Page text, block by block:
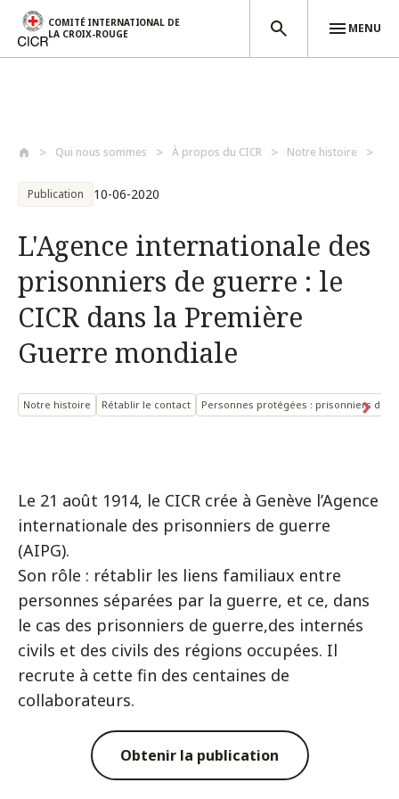
COMITÉ INTERNATIONAL DE
LA CROIX-ROUGE
MENU
Qui nous sommes À propos du CICR Notre histoire
Publication 10-06-2020
L'Agence internationale des
prisonniers de guerre : le
CICR dans la Première
Guerre mondiale
Notre histoire Rétablir le contact Personnes protégées : prisonniers de
Le 21 août 1914, le CICR crée à Genève l’Agence
internationale des prisonniers de guerre
(AIPG).
Son rôle : rétablir les liens familiaux entre
personnes séparées par la guerre, et ce, dans
le cas des prisonniers de guerre,des internés
civils et des civils des régions occupées. Il
recrute à cette fin des centaines de
collaborateurs.
Obtenir la publication